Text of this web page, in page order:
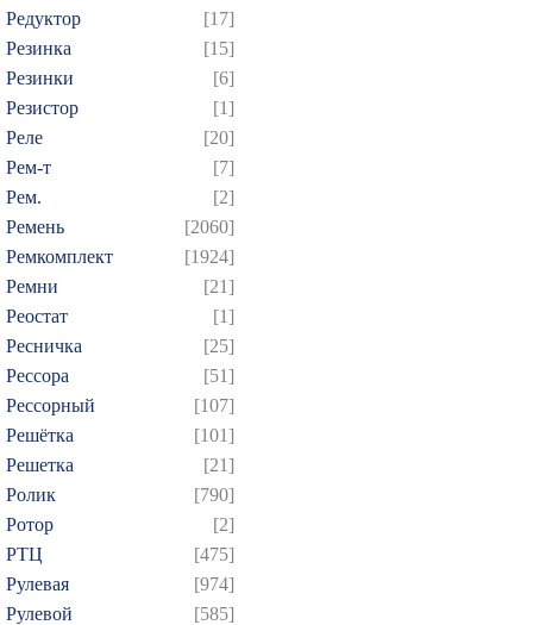
Редуктор
[17]
Резинка
[15]
Резинки
[6]
Резистор
[1]
Реле
[20]
Рем-т
[7]
Рем.
[2]
Ремень
[2060]
Ремкомплект
[1924]
Ремни
[21]
Реостат
[1]
Ресничка
[25]
Рессора
[51]
Рессорный
[107]
Решётка
[101]
Решетка
[21]
Ролик
[790]
Ротор
[2]
РТЦ
[475]
Рулевая
[974]
Рулевой
[585]